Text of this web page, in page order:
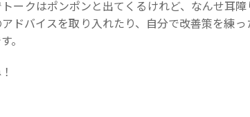
ークはポンポンと出てくるけれど、なんせ耳障
ドバイスを取り入れたり、自分で改善策を練
。